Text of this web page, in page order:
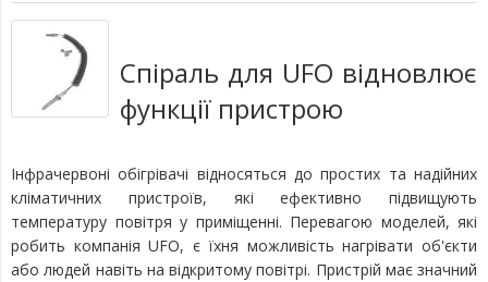
Спіраль для UFO відновлює
функції пристрою
Інфрачервоні обігрівачі відносяться до простих та надійних
кліматичних пристроїв, які ефективно підвищують
температуру повітря у приміщенні. Перевагою моделей, які
робить компанія UFO, є їхня можливість нагрівати об'єкти
або людей навіть на відкритому повітрі. Пристрій має значний